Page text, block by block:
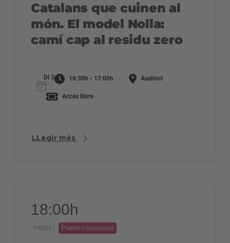
Catalans que cuinen al
món. El model Nolla:
camí cap al residu zero
Dl 3 16:30h - 17:00h Auditori
Accés lliure
LLegir més
18:00h
PREMI | Premis i concursos